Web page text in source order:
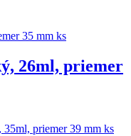
26ml, priemer